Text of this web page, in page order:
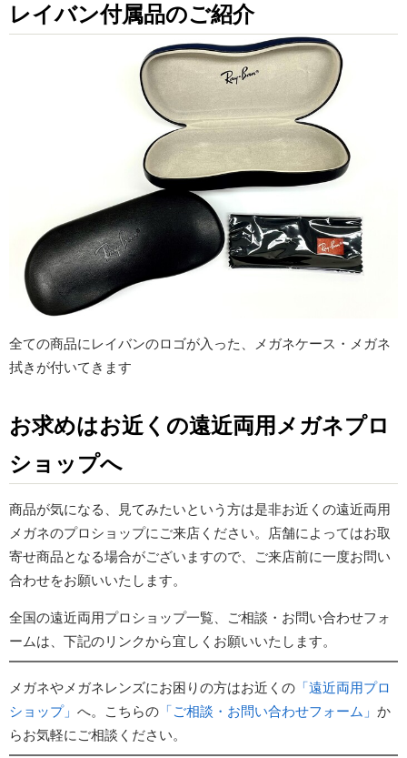
レイバン付属品のご紹介
全ての商品にレイバンのロゴが入った、メガネケース・メガネ
拭きが付いてきます
お求めはお近くの遠近両用メガネプロ
ショップへ
商品が気になる、見てみたいという方は是非お近くの遠近両用
メガネのプロショップにご来店ください。店舗によってはお取
寄せ商品となる場合がございますので、ご来店前に一度お問い
合わせをお願いいたします。
全国の遠近両用プロショップ一覧、ご相談・お問い合わせフォ
ームは、下記のリンクから宜しくお願いいたします。
メガネやメガネレンズにお困りの方はお近くの 「遠近両用プロ
ショップ」 へ。こちらの 「ご相談・お問い合わせフォーム」 か
らお気軽にご相談ください。